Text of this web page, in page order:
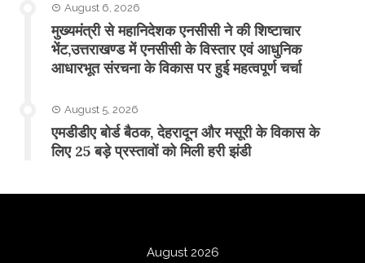
August 6, 2026
मुख्यमंत्री से महानिदेशक एनसीसी ने की शिष्टाचार
भेंट,उत्तराखण्ड में एनसीसी के विस्तार एवं आधुनिक
आधारभूत संरचना के विकास पर हुई महत्वपूर्ण चर्चा
August 5, 2026
एमडीडीए बोर्ड बैठक, देहरादून और मसूरी के विकास के
लिए 25 बड़े प्रस्तावों को मिली हरी झंडी
August 2026